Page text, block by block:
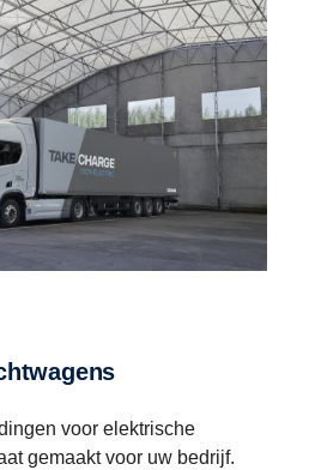
voor elektrische
gemaakt voor uw bedrijf.